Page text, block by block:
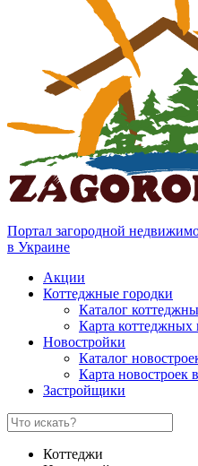
Портал загородной
в Украине
Акции
Коттеджные городки
Каталог
Карта коттеджных
Новостройки
Каталог
Карта новостроек
Застройщики
Коттеджи